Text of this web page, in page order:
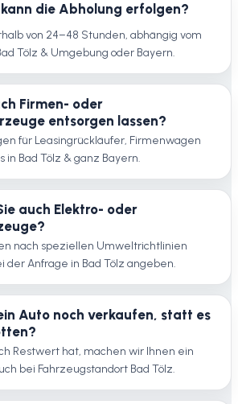
kann die Abholung erfolgen?
von 24–48 Stunden, abhängig vom
Tölz & Umgebung oder Bayern.
Firmen- oder
entsorgen lassen?
für Leasingrückläufer, Firmenwagen
in Bad Tölz & ganz Bayern.
auch Elektro- oder
nach speziellen Umweltrichtlinien
Anfrage in Bad Tölz angeben.
Auto noch verkaufen, statt es
Restwert hat, machen wir Ihnen ein
bei Fahrzeugstandort Bad Tölz.